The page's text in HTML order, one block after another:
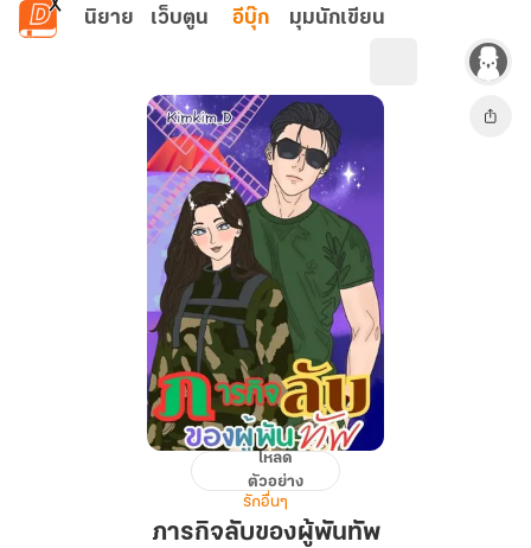
ข้ามไปยังเนื้อหาหลัก
นิยาย เว็บตูน อีบุ๊ก มุมนักเขียน
ภารกิจ
ของ
โหลด
ตัวอย่าง
รักอื่นๆ
ภารกิจลับของผู้พันทัพ